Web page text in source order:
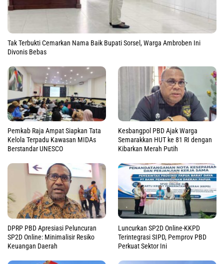
Tak Terbukti Cemarkan Nama Baik Bupati Sorsel, Warga Ambroben Ini
Divonis Bebas
Pemkab Raja Ampat Siapkan Tata
Kelola Terpadu Kawasan MIDAs
Berstandar UNESCO
Kesbangpol PBD Ajak Warga
Semarakkan HUT ke 81 RI dengan
Kibarkan Merah Putih
DPRP PBD Apresiasi Peluncuran
SP2D Online: Minimalisir Resiko
Keuangan Daerah
Luncurkan SP2D Online-KKPD
Terintegrasi SIPD, Pemprov PBD
Perkuat Sektor Ini